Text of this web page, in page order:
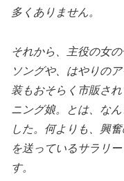
多くありません。
それから、主役の女
ソングや、はやりの
装もおそらく市販さ
ニング娘。とは、な
した。何よりも、興
を送っているサラリ
す。